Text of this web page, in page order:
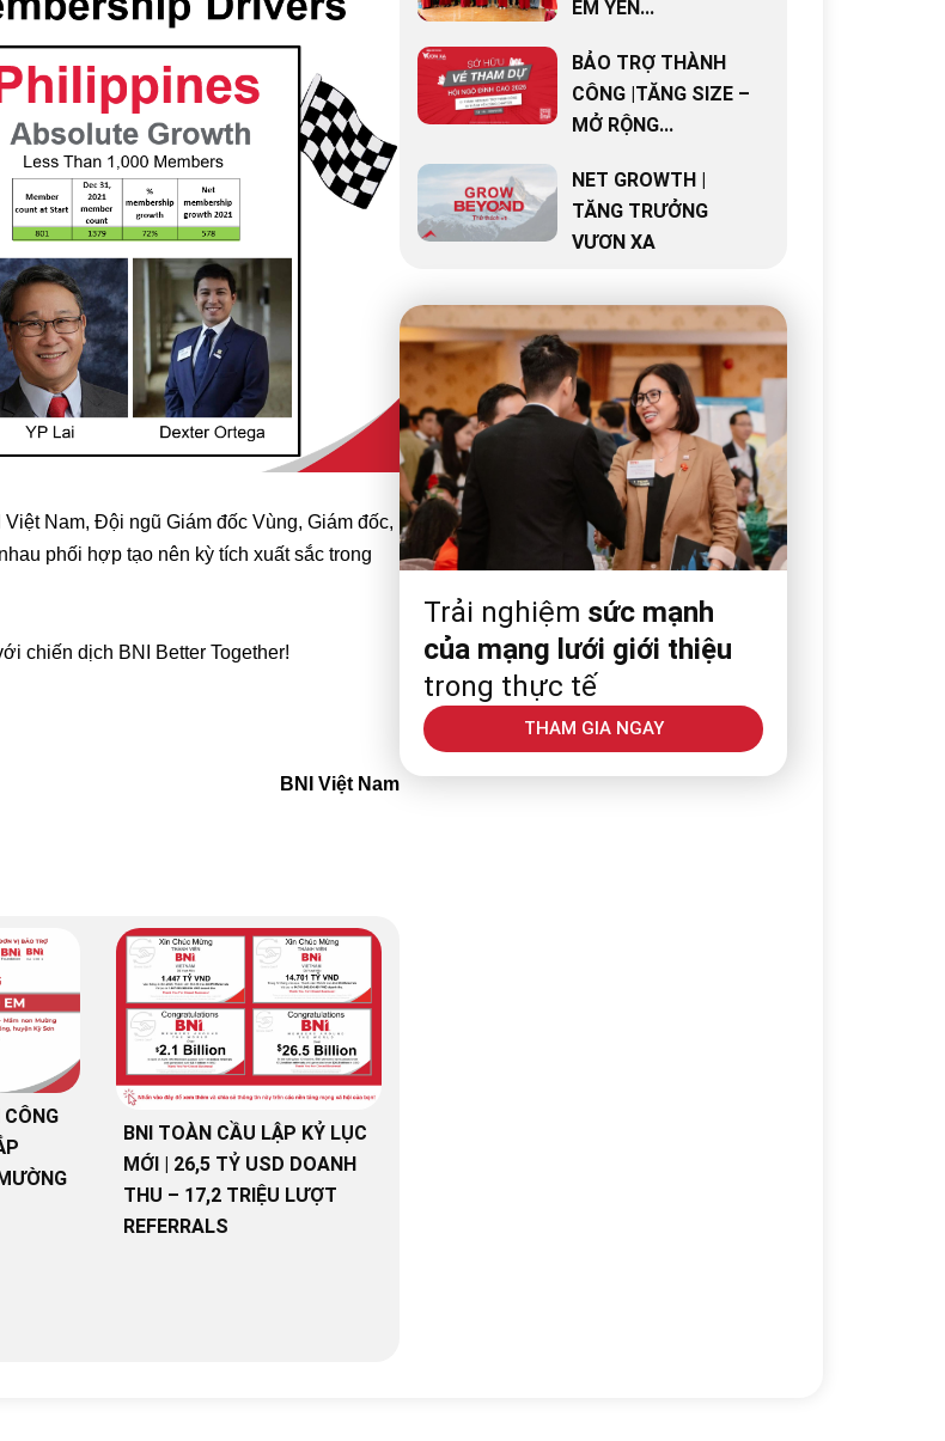
Nam, Đội ngũ Giám đốc Vùng, Giám đốc,
phối hợp tạo nên kỳ tích xuất sắc trong
chiến dịch BNI Better Together!
BNI Việt Nam
CÔNG
BNI TOÀN CẦU LẬP KỶ LỤC
MỚI | 26,5 TỶ USD DOANH
THU – 17,2 TRIỆU LƯỢT
REFERRALS
EM YÊN...
BẢO TRỢ THÀNH
CÔNG |TĂNG SIZE –
MỞ RỘNG...
NET GROWTH |
TĂNG TRƯỞNG
VƯƠN XA
Trải nghiệm sức mạnh
của mạng lưới giới thiệu
trong thực tế
THAM GIA NGAY